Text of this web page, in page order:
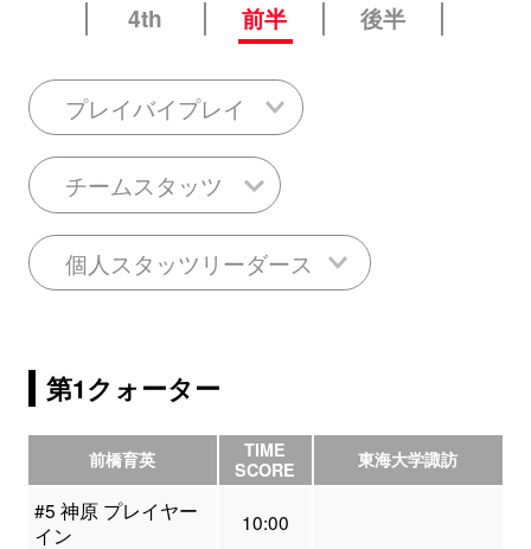
4th
前半 後半
プレイバイプレイ
チームスタッツ
個人スタッツリーダース
第1クォーター
前橋育英
TIME
SCORE
東海大学諏訪
#5 神原 プレイヤー
イン
10:00